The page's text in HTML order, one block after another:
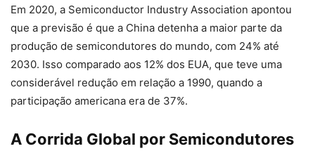
Em 2020, a Semiconductor Industry Association apontou
que a previsão é que a China detenha a maior parte da
produção de semicondutores do mundo, com 24% até
2030. Isso comparado aos 12% dos EUA, que teve uma
considerável redução em relação a 1990, quando a
participação americana era de 37%.
A Corrida Global por Semicondutores